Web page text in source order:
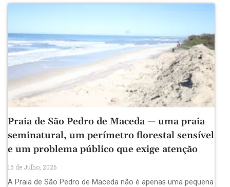
Praia de São Pedro de Maceda — uma praia
seminatural, um perímetro florestal sensível
e um problema público que exige atenção
15 de Julho, 2026
A Praia de São Pedro de Maceda não é apenas uma pequena